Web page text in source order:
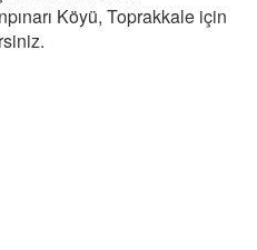
Köyü, Toprakkale için